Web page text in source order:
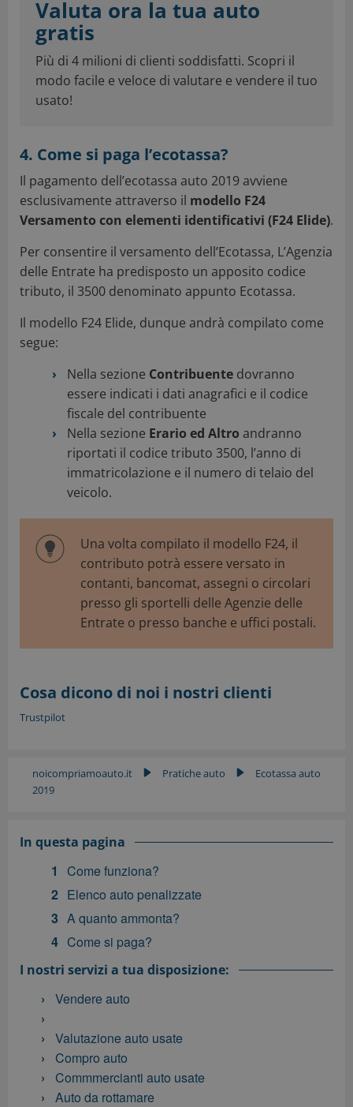
Valuta ora la tua auto
gratis
Più di 4 milioni di clienti soddisfatti. Scopri il
modo facile e veloce di valutare e vendere il tuo
usato!
4. Come si paga l’ecotassa?
Il pagamento dell’ecotassa auto 2019 avviene
esclusivamente attraverso il modello F24
Versamento con elementi identificativi (F24 Elide).
Per consentire il versamento dell’Ecotassa, L’Agenzia
delle Entrate ha predisposto un apposito codice
tributo, il 3500 denominato appunto Ecotassa.
Il modello F24 Elide, dunque andrà compilato come
segue:
Nella sezione Contribuente dovranno
essere indicati i dati anagrafici e il codice
fiscale del contribuente
Nella sezione Erario ed Altro andranno
riportati il codice tributo 3500, l’anno di
immatricolazione e il numero di telaio del
veicolo.
Una volta compilato il modello F24, il
contributo potrà essere versato in
contanti, bancomat, assegni o circolari
presso gli sportelli delle Agenzie delle
Entrate o presso banche e uffici postali.
Cosa dicono di noi i nostri clienti
Trustpilot
noicompriamoauto.it Pratiche auto
Ecotassa auto
2019
In questa pagina
Come funziona?
Elenco auto penalizzate
A quanto ammonta?
Come si paga?
I nostri servizi a tua disposizione:
Vendere auto
Valutazione auto usate
Compro auto
Commmercianti auto usate
Auto da rottamare